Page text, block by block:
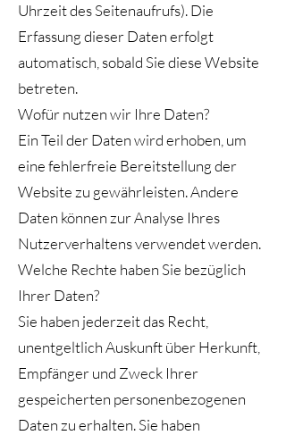
Uhrzeit des Seitenaufrufs). Die
Erfassung dieser Daten erfolgt
automatisch, sobald Sie diese Website
betreten.
Wofür nutzen wir Ihre Daten?
Ein Teil der Daten wird erhoben, um
eine fehlerfreie Bereitstellung der
Website zu gewährleisten. Andere
Daten können zur Analyse Ihres
Nutzerverhaltens verwendet werden.
Welche Rechte haben Sie bezüglich
Ihrer Daten?
Sie haben jederzeit das Recht,
unentgeltlich Auskunft über Herkunft,
Empfänger und Zweck Ihrer
gespeicherten personenbezogenen
Daten zu erhalten. Sie haben